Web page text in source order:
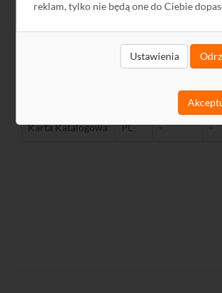
reklam, tylko nie będą one do Ciebie
Ustawienia
Język Rozmiar
Karta Katalogowa PL - -